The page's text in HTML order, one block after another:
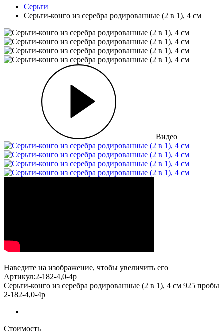
Серьги
Серьги-конго из серебра родированные (2 в 1), 4 см
Видео
Наведите на изображение, чтобы увеличить его
Артикул:2-182-4,0-4р
Серьги-конго из серебра родированные (2 в 1), 4 см 925 пробы
2-182-4,0-4р
Стоимость